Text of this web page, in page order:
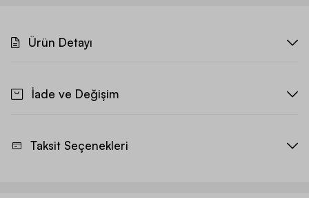
Ürün Detayı
İade ve Değişim
Taksit Seçenekleri